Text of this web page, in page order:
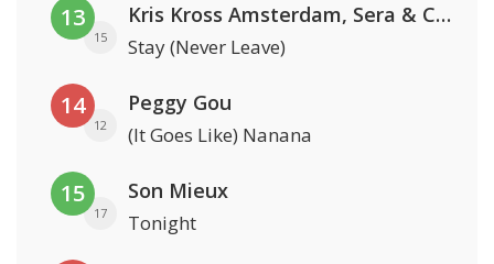
13
15
Kris Kross Amsterdam, Sera & Conor Maynard
Stay (Never Leave)
14
12
Peggy Gou
(It Goes Like) Nanana
15
17
Son Mieux
Tonight